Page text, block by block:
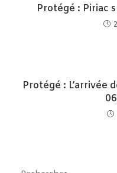
Protégé : Piriac
Protégé : L’arrivée